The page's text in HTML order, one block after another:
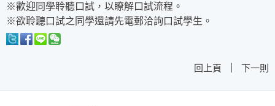
※歡迎同學聆聽口試，以瞭解口試流程。
※欲聆聽口試之同學還請先電郵洽詢口試學生。
回上頁 | 下一則